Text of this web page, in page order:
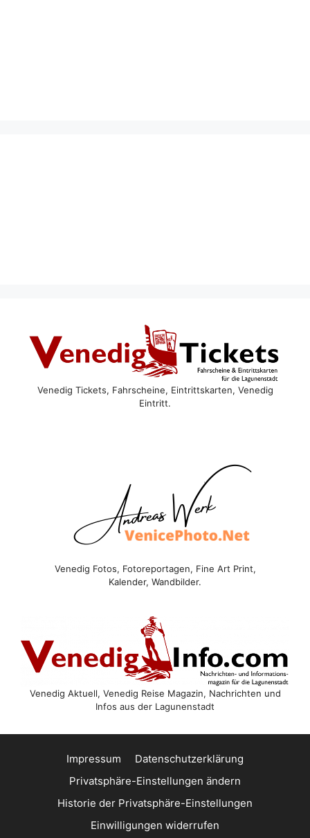
Venedig Tickets, Fahrscheine, Eintrittskarten, Venedig
Eintritt.
Venedig Fotos, Fotoreportagen, Fine Art Print,
Kalender, Wandbilder.
Venedig Aktuell, Venedig Reise Magazin, Nachrichten und
Infos aus der Lagunenstadt
Impressum
Datenschutzerklärung
Privatsphäre-Einstellungen ändern
Historie der Privatsphäre-Einstellungen
Einwilligungen widerrufen